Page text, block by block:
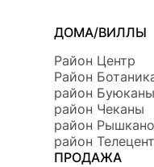
ДОМА/ВИЛЛЫ
Район Центр
Район
район Буюканы
район Чеканы
район
район
ПРОДАЖА